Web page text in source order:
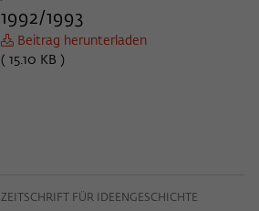
1992/1993
Beitrag herunterladen
( 15.10 KB )
ZEITSCHRIFT FÜR IDEENGESCHICHTE